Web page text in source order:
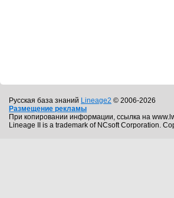
Русская база знаний Lineage2 © 2006-2026
Размещение рекламы
При копировании информации, ссылка на
Lineage II is a trademark of NCsoft Corporation.